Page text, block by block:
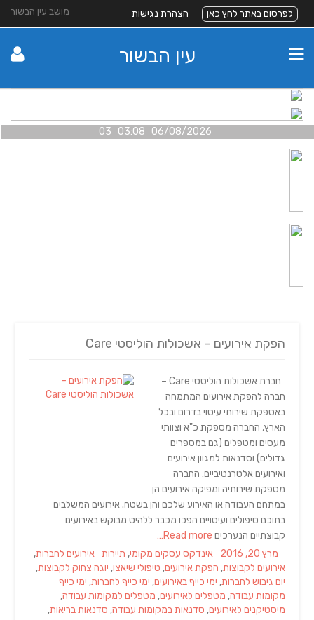
מושב עין הבשור לפרסום באתר לחץ כאן הצהרת נגישות
עין הבשור
06/08/2026 03:08 03
הפקת אירועים – אשכולות הוליסטי Care
חברת אשכולות הוליסטי Care –
חברה להפקת אירועים המתמחה
באספקת שירותי עיסוי בדרום ובכל
הארץ, החברה מספקת כ"א וצוותי
מעסים ומטפלים (גם במספרים
גדולים) וסדנאות למגוון אירועים
ואירועים אלטרנטיביים. החברה
מספקת שירותיה ומפיקה אירועים הן
במתחם העבודה או האירוע שלכם והן בשטח. אירועים המשלבים
בתוכם טיפולים ועיסויים הפכו מכבר ללהיט מבוקש באירועים
קבוצתיים הנערכים
Posted
on
מרץ 20, 2016 Categories
אינדקס עסקים מקומי, תיירות Tags
אירועים לחברות,
אירועים לקבוצות, הפקת אירועים, טיפולי שיאצו, יוגה צחוק לקבוצות,
יום גיבוש לחברות, ימי כייף באירועים, ימי כייף לחברות, ימי כייף
מקומות עבודה, מטפלים לאירועים, מטפלים למקומות עבודה,
מיסטיקנים לאירועים, סדנאות במקומות עבודה, סדנאות בריאות,